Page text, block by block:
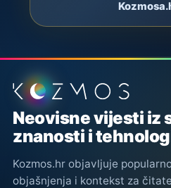
Podnožje stranice
Neovisne vijesti iz
znanosti i
Kozmos.hr objavljuje
objašnjenja i kontekst za